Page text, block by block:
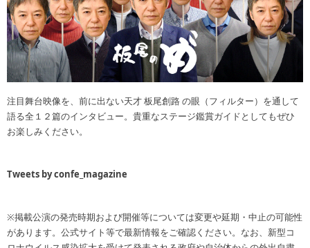
注目舞台映像を、前に出ない天才 板尾創路 の眼（フィルター）を通して
語る全１２篇のインタビュー。貴重なステージ鑑賞ガイドとしてもぜひ
お楽しみください。
Tweets by confe_magazine
※掲載公演の発売時期および開催等については変更や延期・中止の可能性
があります。公式サイト等で最新情報をご確認ください。なお、新型コ